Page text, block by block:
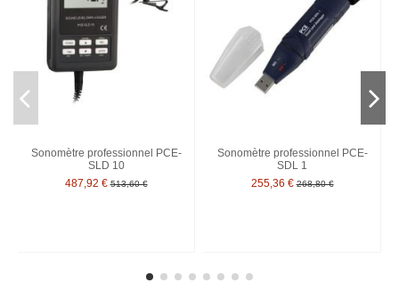
Sonomètre professionnel PCE-
SLD 10
487,92 € 513,60 €
Sonomètre professionnel PCE-
SDL 1
255,36 € 268,80 €